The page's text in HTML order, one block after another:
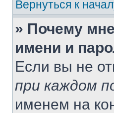
Вернуться к
» Почему
имени и
Если вы не
при каждом
именем на